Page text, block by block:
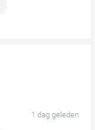
1 dag geleden